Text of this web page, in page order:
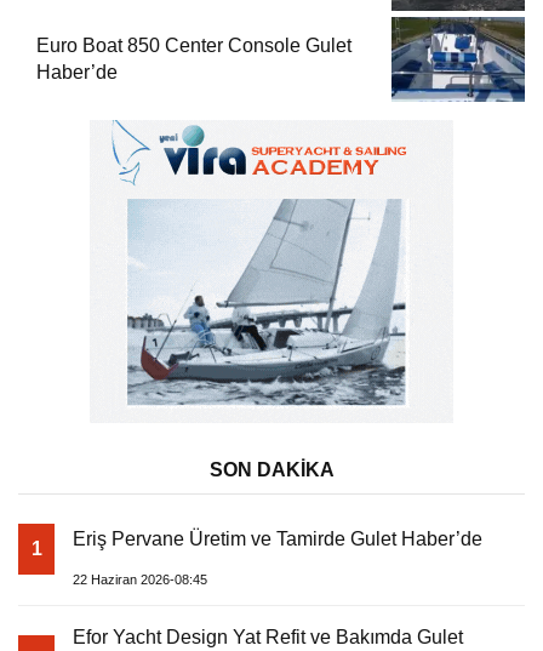
Euro Boat 850 Center Console Gulet
Haber’de
SON DAKİKA
1 Eriş Pervane Üretim ve Tamirde Gulet Haber’de
22 Haziran 2026-08:45
Efor Yacht Design Yat Refit ve Bakımda Gulet